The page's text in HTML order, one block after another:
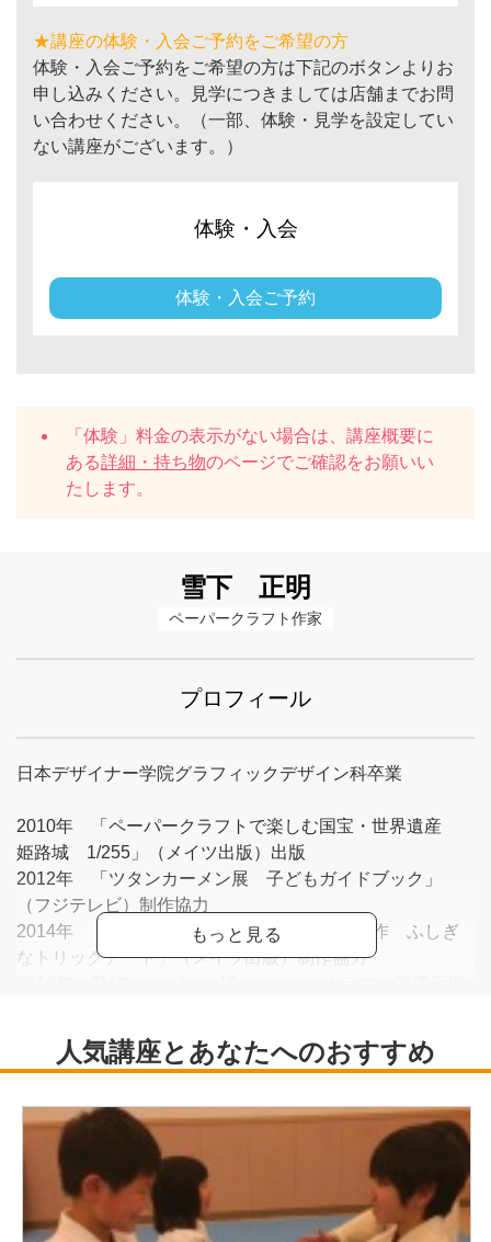
★講座の体験・入会ご予約をご希望の方
体験・入会ご予約をご希望の方は下記のボタンよりお
申し込みください。見学につきましては店舗までお問
い合わせください。（一部、体験・見学を設定してい
ない講座がございます。）
体験・入会
体験・入会ご予約
「体験」料金の表示がない場合は、講座概要に
ある詳細・持ち物のページでご確認をお願いい
たします。
雪下 正明
ペーパークラフト作家
プロフィール
日本デザイナー学院グラフィックデザイン科卒業
2010年 「ペーパークラフトで楽しむ国宝・世界遺産
姫路城 1/255」（メイツ出版）出版
2012年 「ツタンカーメン展 子どもガイドブック」
（フジテレビ）制作協力
2014年 「作って遊べるペーパークラフト工作 ふしぎ
なトリックアート」（メイツ出版）制作協力
2019年 作品展開催（長屋門公園 蔵ギャラリー）
2021年 「バチカン 秘密の宮殿」制作協力 NHK BSプ